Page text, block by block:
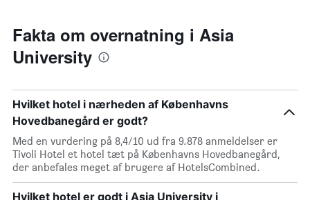
Fakta om overnatning i Asia
University
Hvilket hotel i nærheden af Københavns
Hovedbanegård er godt?
Med en vurdering på 8,4/10 ud fra 9.878 anmeldelser er
Tivoli Hotel et hotel tæt på Københavns Hovedbanegård,
der anbefales meget af brugere af HotelsCombined.
Hvilket hotel er godt i Asia University i